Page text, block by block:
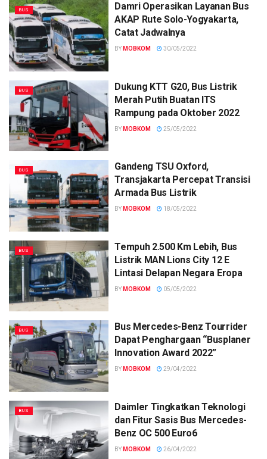
BUS
Damri Operasikan Layanan Bus
AKAP Rute Solo-Yogyakarta,
Catat Jadwalnya
BY MOBKOM 30/05/2022
BUS
Dukung KTT G20, Bus Listrik
Merah Putih Buatan ITS
Rampung pada Oktober 2022
BY MOBKOM 25/05/2022
BUS
Gandeng TSU Oxford,
Transjakarta Percepat Transisi
Armada Bus Listrik
BY MOBKOM 18/05/2022
BUS
Tempuh 2.500 Km Lebih, Bus
Listrik MAN Lions City 12 E
Lintasi Delapan Negara Eropa
BY MOBKOM 05/05/2022
BUS
Bus Mercedes-Benz Tourrider
Dapat Penghargaan “Busplaner
Innovation Award 2022”
BY MOBKOM 29/04/2022
BUS
Daimler Tingkatkan Teknologi
dan Fitur Sasis Bus Mercedes-
Benz OC 500 Euro6
BY MOBKOM 26/04/2022